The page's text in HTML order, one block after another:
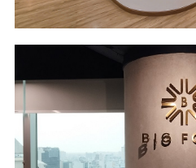
Scope of Work
Design & Build
Location